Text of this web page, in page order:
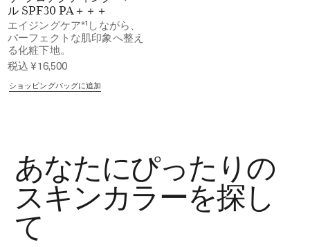
ル SPF30 PA＋＋＋
エイジングケア*¹しながら、
パーフェクトな肌印象へ整え
る化粧下地。
税込¥16,500
ショッピングバッグに追加
あなたにぴったりの
スキンカラーを探し
て